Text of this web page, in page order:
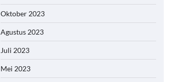
Oktober 2023
Agustus 2023
Juli 2023
Mei 2023